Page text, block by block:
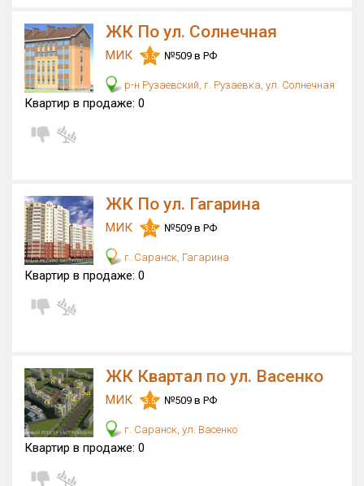
ЖК По ул. Солнечная
МИК 3.5 №509 в РФ
р-н Рузаевский, г. Рузаевка, ул. Солнечная
Квартир в продаже: 0
ЖК По ул. Гагарина
МИК 3.5 №509 в РФ
г. Саранск, Гагарина
Квартир в продаже: 0
ЖК Квартал по ул. Васенко
МИК 3.5 №509 в РФ
г. Саранск, ул. Васенко
Квартир в продаже: 0